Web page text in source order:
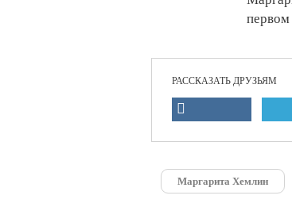
первом
РАССКАЗАТЬ ДРУЗЬЯМ
Маргарита Хемлин